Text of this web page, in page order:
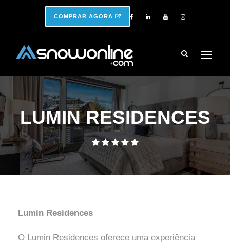
COMPRAR AGORA
LUMIN RESIDENCES
Lumin Residences
O Lumin Residences oferece uma experiência